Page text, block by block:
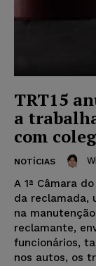
TRT15
a
com
NOTÍCIAS
A 1ª Câmara
da reclamada,
na
reclamante,
funcionários,
nos autos, os